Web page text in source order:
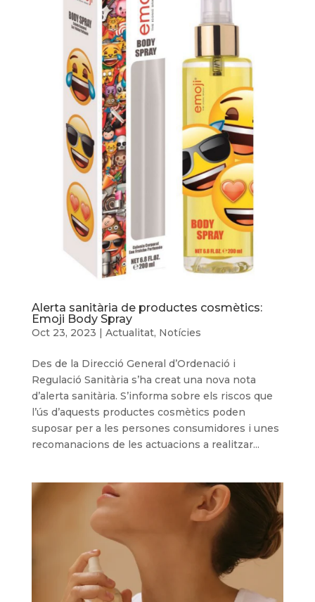
Alerta sanitària de productes cosmètics:
Emoji Body Spray
Oct 23, 2023 | Actualitat, Notícies
Des de la Direcció General d’Ordenació i
Regulació Sanitària s’ha creat una nova nota
d’alerta sanitària. S’informa sobre els riscos que
l’ús d’aquests productes cosmètics poden
suposar per a les persones consumidores i unes
recomanacions de les actuacions a realitzar...